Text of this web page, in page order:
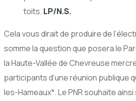
toits. LP/N.S.
Cela vous dirait de produire de
somme la question que posera le
la Haute-Vallée de Chevreuse
participants d’une réunion publique
les-Hameaux*. Le PNR souhaite